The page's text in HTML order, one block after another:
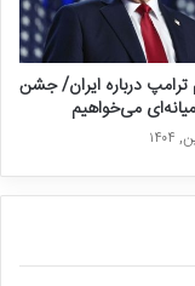
۱۳۵۸ رویداد بی‌سابقه‌ای بود، اما در دوران
نیز وزیر صمت بود،
در تهران حمله
ترامپ درباره ایران/ جشن
می‌خواهیم